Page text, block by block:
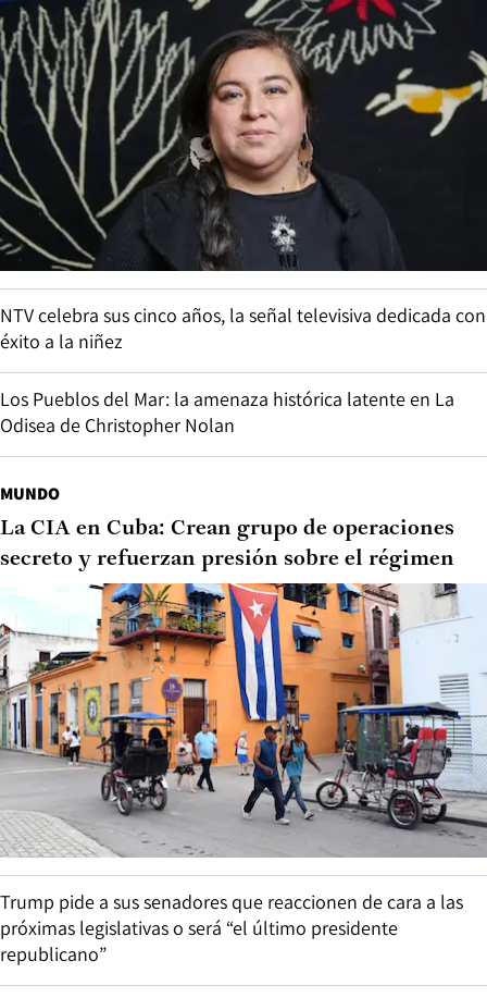
NTV celebra sus cinco años, la señal televisiva dedicada con
éxito a la niñez
Los Pueblos del Mar: la amenaza histórica latente en La
Odisea de Christopher Nolan
MUNDO
La CIA en Cuba: Crean grupo de operaciones
secreto y refuerzan presión sobre el régimen
Trump pide a sus senadores que reaccionen de cara a las
próximas legislativas o será “el último presidente
republicano”